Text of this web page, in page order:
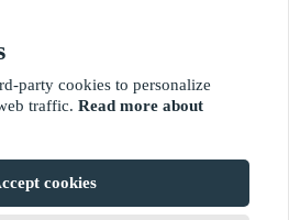
waimaoniu.net
party cookies to personalize
traffic. Read more about
cookies